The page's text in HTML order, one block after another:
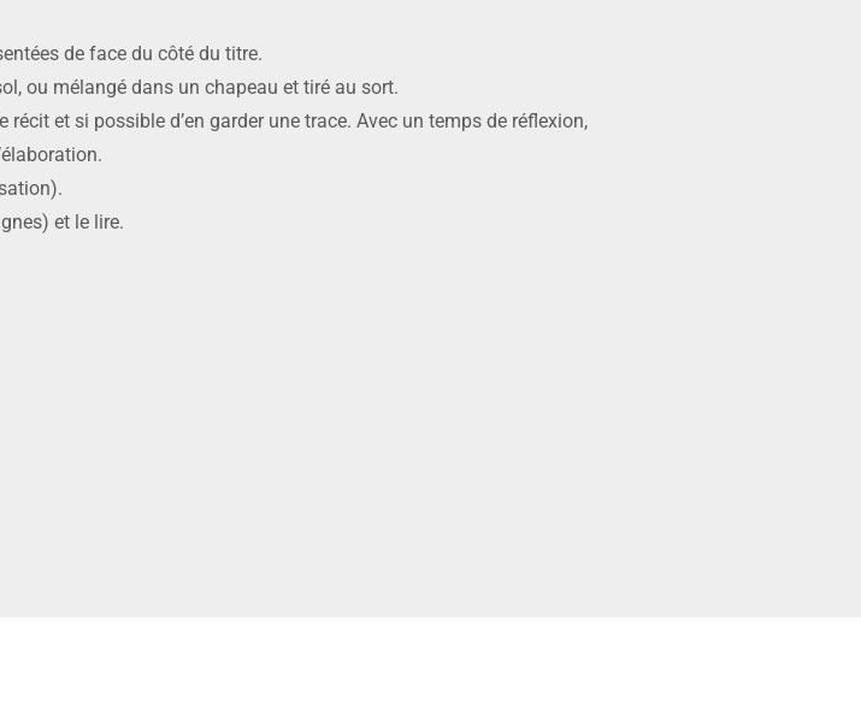
de face du côté du titre.
ou mélangé dans un chapeau et tiré au sort.
et si possible d’en garder une trace. Avec un temps de réflexion,
et le lire.